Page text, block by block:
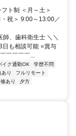
ト制 ＜月～土＞
祝＞ 9:00～13:00／
、歯科衛生士 ＼＼
日も相談可能 ⭐賞与
￣￣￣￣...
イク通勤OK
学歴不問
り
フルリモート
あり
夕方